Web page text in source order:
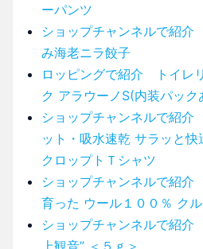
ーパンツ
ショップチャンネルで紹
み海老ニラ餃子
ロッピングで紹介 トイレ
ク アラウーノS(内装パック
ショップチャンネルで紹
ット・吸水速乾 サラッと快
クロップトＴシャツ
ショップチャンネルで紹
育った ウール１００％ ク
ショップチャンネルで紹
上観音” ＜５ｇ＞